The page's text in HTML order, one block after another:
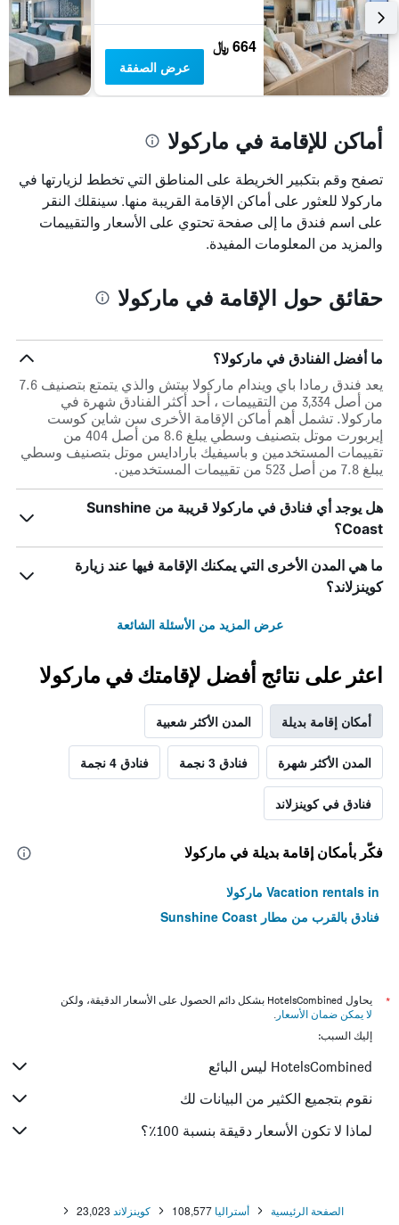
664 ﷼
عرض الصفقة
أماكن للإقامة في ماركولا
تصفح وقم بتكبير الخريطة على المناطق التي تخطط لزيارتها في
ماركولا للعثور على أماكن الإقامة القريبة منها. سينقلك النقر
على اسم فندق ما إلى صفحة تحتوي على الأسعار والتقييمات
والمزيد من المعلومات المفيدة.
حقائق حول الإقامة في ماركولا
ما أفضل الفنادق في ماركولا؟
يعد فندق رمادا باي ويندام ماركولا بيتش والذي يتمتع بتصنيف 7.6
من أصل 3,334 من التقييمات ، أحد أكثر الفنادق شهرة في
ماركولا. تشمل أهم أماكن الإقامة الأخرى سن شاين كوست
إيربورت موتل بتصنيف وسطي يبلغ 8.6 من أصل 404 من
تقييمات المستخدمين و باسيفيك بارادايس موتل بتصنيف وسطي
يبلغ 7.8 من أصل 523 من تقييمات المستخدمين.
هل يوجد أي فنادق في ماركولا قريبة من Sunshine
Coast؟
ما هي المدن الأخرى التي يمكنك الإقامة فيها عند زيارة
كوينزلاند؟
عرض المزيد من الأسئلة الشائعة
اعثر على نتائج أفضل لإقامتك في ماركولا
أمكان إقامة بديلة المدن الأكثر شعبية
المدن الأكثر شهرة فنادق 3 نجمة فنادق 4 نجمة
فنادق في كوينزلاند
فكّر بأمكان إقامة بديلة في ماركولا
Vacation rentals in ماركولا
فنادق بالقرب من مطار Sunshine Coast
*
يحاول HotelsCombined بشكل دائم الحصول على الأسعار الدقيقة، ولكن
لا يمكن ضمان الأسعار .
إليك السبب:
HotelsCombined ليس البائع
نقوم بتجميع الكثير من البيانات لك
لماذا لا تكون الأسعار دقيقة بنسبة 100٪؟
الصفحة الرئيسية أستراليا 108,577 كوينزلاند 23,023